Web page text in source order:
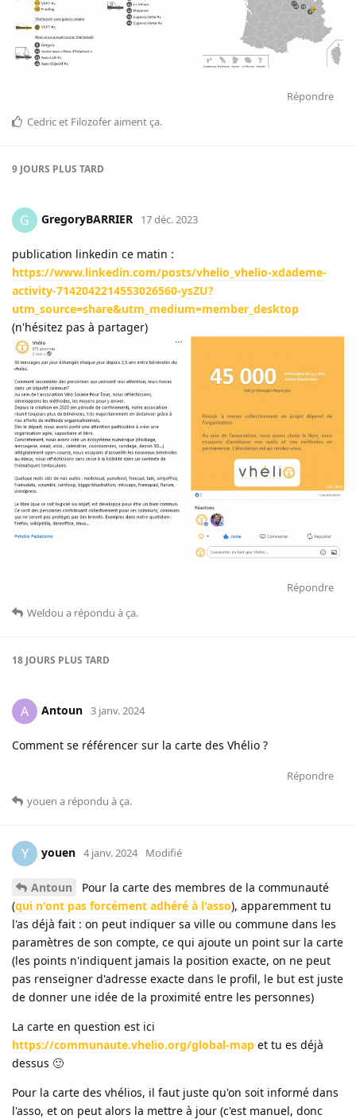
Répondre
Cedricet Filozoferaiment ça.
9 JOURS PLUS TARD
G GregoryBARRIER 17 déc. 2023
publication linkedin ce matin :
https://www.linkedin.com/posts/vhelio_vhelio-xdademe-
activity-7142042214553026560-ysZU?
utm_source=share&utm_medium=member_desktop
(n'hésitez pas à partager)
Répondre
Weldou a répondu à ça.
18 JOURS PLUS TARD
A Antoun 3 janv. 2024
Comment se référencer sur la carte des Vhélio ?
Répondre
youen a répondu à ça.
Y youen 4 janv. 2024 Modifié
Antoun
Pour la carte des membres de la communauté
(qui n'ont pas forcément adhéré à l'asso), apparemment tu
l'as déjà fait : on peut indiquer sa ville ou commune dans les
paramètres de son compte, ce qui ajoute un point sur la carte
(les points n'indiquent jamais la position exacte, on ne peut
pas renseigner d'adresse exacte dans le profil, le but est juste
de donner une idée de la proximité entre les personnes)
La carte en question est ici
https://communaute.vhelio.org/global-map et tu es déjà
dessus 🙂
Pour la carte des vhélios, il faut juste qu'on soit informé dans
l'asso, et on peut alors la mettre à jour (c'est manuel, donc